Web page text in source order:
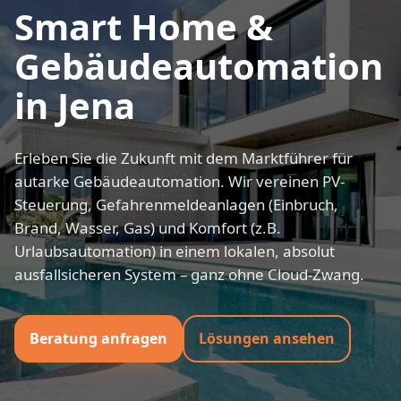
Smart Home &
Gebäudeautomation
in Jena
Erleben Sie die Zukunft mit dem Marktführer für
autarke Gebäudeautomation. Wir vereinen PV-
Steuerung, Gefahrenmeldeanlagen (Einbruch,
Brand, Wasser, Gas) und Komfort (z.B.
Urlaubsautomation) in einem lokalen, absolut
ausfallsicheren System – ganz ohne Cloud-Zwang.
Beratung anfragen Lösungen ansehen